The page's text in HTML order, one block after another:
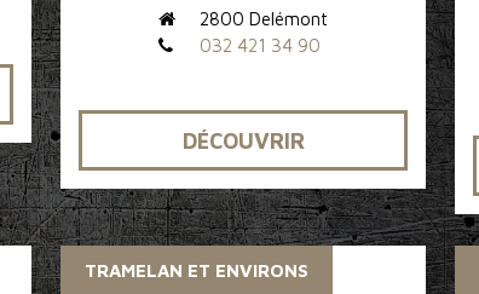
2800 Delémont
032 421 34 90
DÉCOUVRIR
TRAMELAN ET ENVIRONS